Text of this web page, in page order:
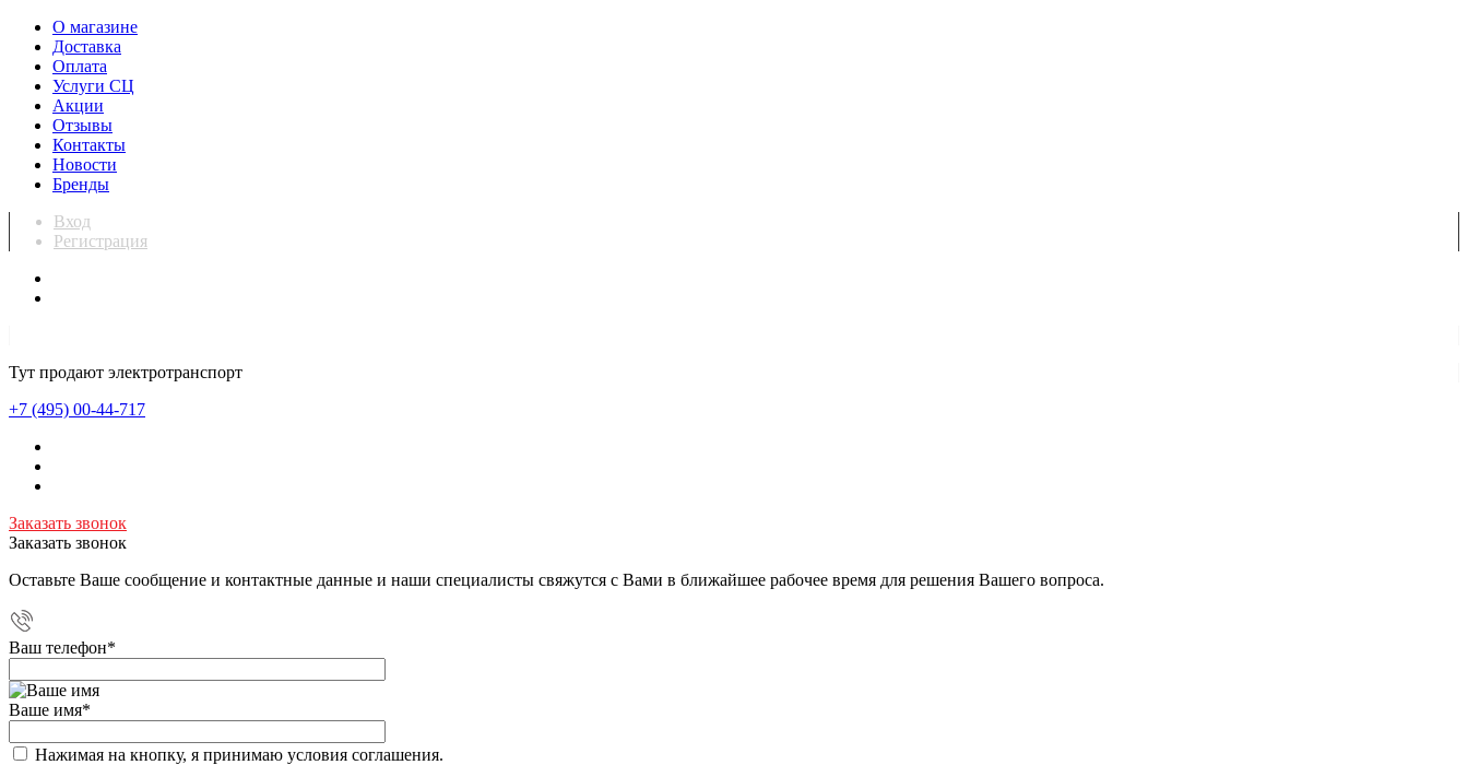
О магазине
Доставка
Оплата
Услуги СЦ
Акции
Отзывы
Контакты
Новости
Бренды
Вход
Регистрация
Тут продают электротранспорт
+7 (495) 00-44-717
Заказать звонок
Заказать звонок
Оставьте Ваше сообщение и контактные данные и наши специалисты свяжутся с Вами в ближайшее рабочее время для решения Вашего вопроса.
Ваш телефон*
Ваше имя*
Нажимая на кнопку, я принимаю условия соглашения.